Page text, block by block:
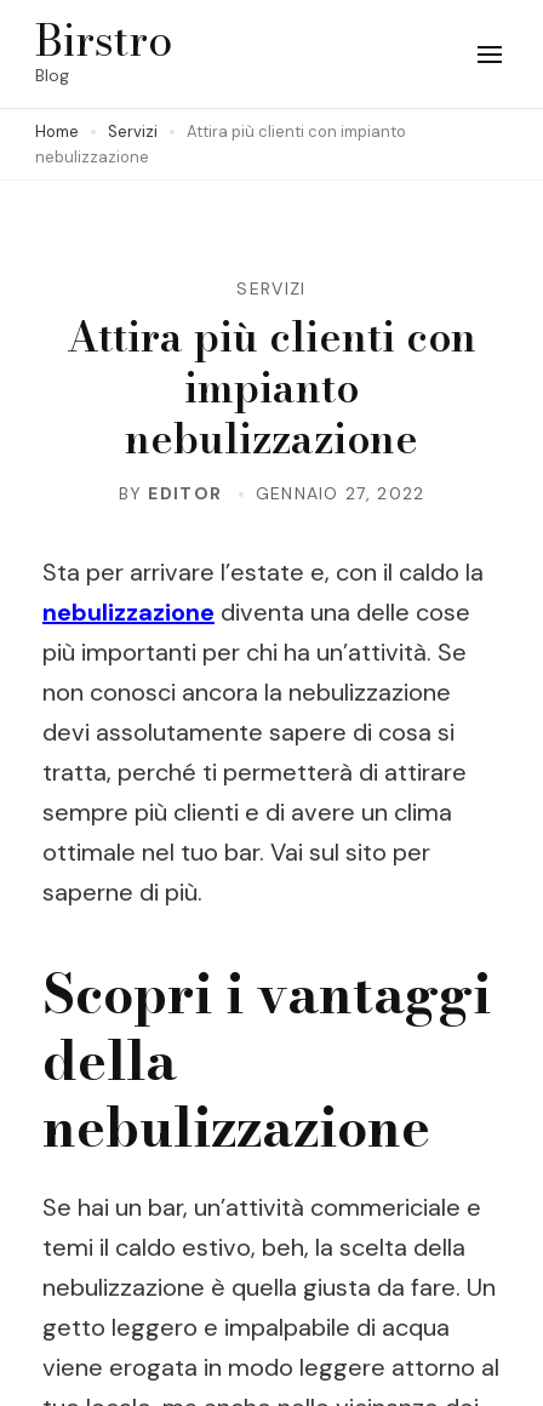
Skip
(Press
Birstro
Blog
Home Servizi
Attira più clienti con impianto
nebulizzazione
SERVIZI
Attira più clienti con
impianto
nebulizzazione
BY EDITOR GENNAIO 27, 2022
Sta per arrivare l’estate e, con il caldo la
nebulizzazione diventa una delle cose
più importanti per chi ha un’attività. Se
non conosci ancora la nebulizzazione
devi assolutamente sapere di cosa si
tratta, perché ti permetterà di attirare
sempre più clienti e di avere un clima
ottimale nel tuo bar. Vai sul sito per
saperne di più.
Scopri i vantaggi
della
nebulizzazione
Se hai un bar, un’attività commericiale e
temi il caldo estivo, beh, la scelta della
nebulizzazione è quella giusta da fare. Un
getto leggero e impalpabile di acqua
viene erogata in modo leggere attorno al